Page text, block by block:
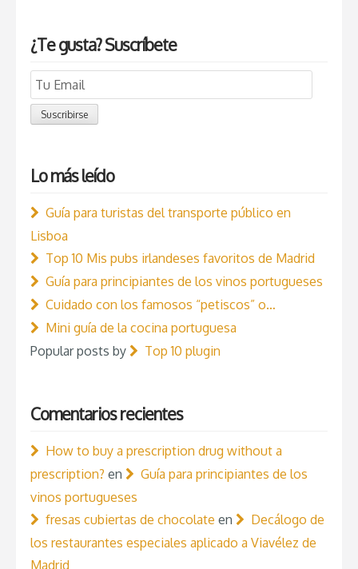
¿Te gusta? Suscríbete
Email
Subscription
Suscribirse
Lo más leído
Guía para turistas del transporte público en
Lisboa
Top 10 Mis pubs irlandeses favoritos de Madrid
Guía para principiantes de los vinos portugueses
Cuidado con los famosos “petiscos” o…
Mini guía de la cocina portuguesa
Popular posts by
Top 10 plugin
Comentarios recientes
How to buy a prescription drug without a
prescription? en
Guía para principiantes de los
vinos portugueses
fresas cubiertas de chocolate en
Decálogo de
los restaurantes especiales aplicado a Viavélez de
Madrid